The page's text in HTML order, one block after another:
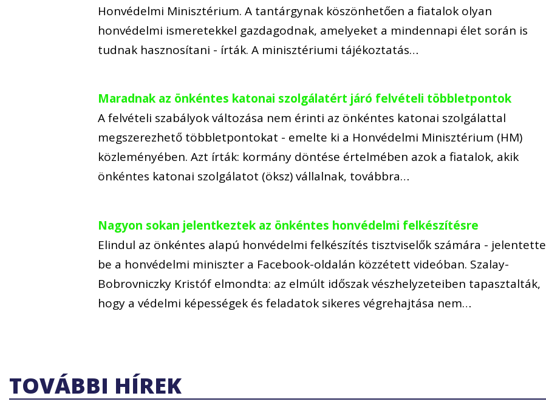
Honvédelmi Minisztérium. A tantárgynak köszönhetően a fiatalok olyan
honvédelmi ismeretekkel gazdagodnak, amelyeket a mindennapi élet során is
tudnak hasznosítani - írták. A minisztériumi tájékoztatás…
Maradnak az önkéntes katonai szolgálatért járó felvételi többletpontok
A felvételi szabályok változása nem érinti az önkéntes katonai szolgálattal
megszerezhető többletpontokat - emelte ki a Honvédelmi Minisztérium (HM)
közleményében. Azt írták: kormány döntése értelmében azok a fiatalok, akik
önkéntes katonai szolgálatot (öksz) vállalnak, továbbra…
Nagyon sokan jelentkeztek az önkéntes honvédelmi felkészítésre
Elindul az önkéntes alapú honvédelmi felkészítés tisztviselők számára - jelentette
be a honvédelmi miniszter a Facebook-oldalán közzétett videóban. Szalay-
Bobrovniczky Kristóf elmondta: az elmúlt időszak vészhelyzeteiben tapasztalták,
hogy a védelmi képességek és feladatok sikeres végrehajtása nem…
TOVÁBBI HÍREK